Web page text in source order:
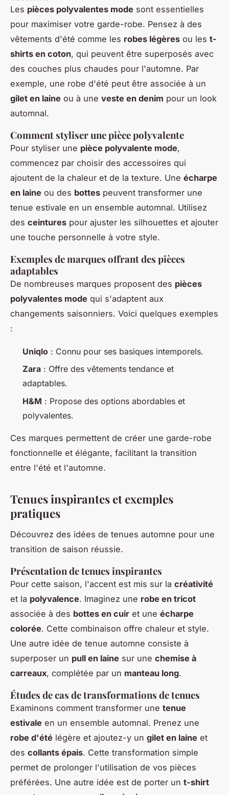
Les pièces polyvalentes mode sont essentielles
pour maximiser votre garde-robe. Pensez à des
vêtements d'été comme les robes légères ou les t-
shirts en coton, qui peuvent être superposés avec
des couches plus chaudes pour l'automne. Par
exemple, une robe d'été peut être associée à un
gilet en laine ou à une veste en denim pour un look
automnal.
Comment styliser une pièce polyvalente
Pour styliser une pièce polyvalente mode,
commencez par choisir des accessoires qui
ajoutent de la chaleur et de la texture. Une écharpe
en laine ou des bottes peuvent transformer une
tenue estivale en un ensemble automnal. Utilisez
des ceintures pour ajuster les silhouettes et ajouter
une touche personnelle à votre style.
Exemples de marques offrant des pièces
adaptables
De nombreuses marques proposent des pièces
polyvalentes mode qui s'adaptent aux
changements saisonniers. Voici quelques exemples
:
Uniqlo : Connu pour ses basiques intemporels.
Zara : Offre des vêtements tendance et
adaptables.
H&M : Propose des options abordables et
polyvalentes.
Ces marques permettent de créer une garde-robe
fonctionnelle et élégante, facilitant la transition
entre l'été et l'automne.
Tenues inspirantes et exemples
pratiques
Découvrez des idées de tenues automne pour une
transition de saison réussie.
Présentation de tenues inspirantes
Pour cette saison, l'accent est mis sur la créativité
et la polyvalence. Imaginez une robe en tricot
associée à des bottes en cuir et une écharpe
colorée. Cette combinaison offre chaleur et style.
Une autre idée de tenue automne consiste à
superposer un pull en laine sur une chemise à
carreaux, complétée par un manteau long.
Études de cas de transformations de tenues
Examinons comment transformer une tenue
estivale en un ensemble automnal. Prenez une
robe d'été légère et ajoutez-y un gilet en laine et
des collants épais. Cette transformation simple
permet de prolonger l'utilisation de vos pièces
préférées. Une autre idée est de porter un t-shirt